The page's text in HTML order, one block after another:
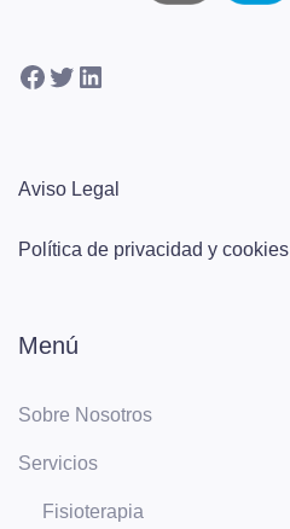
Facebook
Twitter
LinkedIn
Aviso Legal
Política de privacidad y cookies
Menú
Sobre Nosotros
Servicios
Fisioterapia